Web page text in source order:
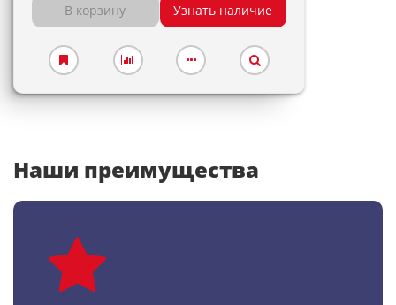
В корзину Узнать наличие
Наши преимущества